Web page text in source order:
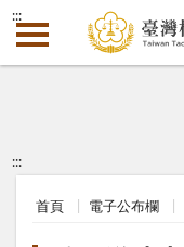
:::
:::
首頁 電子公布欄